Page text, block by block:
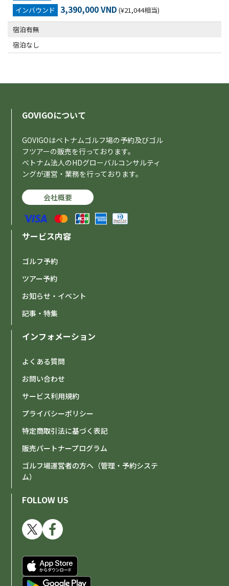
インバウンド
3,390,000 VND (¥21,044相当)
宿泊有無
宿泊なし
GOVIGOについて
GOVIGOはベトナムゴルフ場の予約及びゴル
フツアーの販売を行っております。
ベトナム法人のHDグローバルコンサルティ
ングが運営・業務を行っております。
会社概要
サービス内容
ゴルフ予約
ツアー予約
お知らせ・イベント
記事・特集
インフォメーション
よくある質問
お問い合わせ
サービス利用規約
プライバシーポリシー
特定商取引法に基づく表記
販売パートナープログラム
ゴルフ場運営者の方へ（管理・予約システ
ム）
FOLLOW US